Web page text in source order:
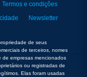
Termos e condições
Newsletter
de seus
de terceiros, nomes
de empresas mencionados
ou registradas de
Elas foram usadas